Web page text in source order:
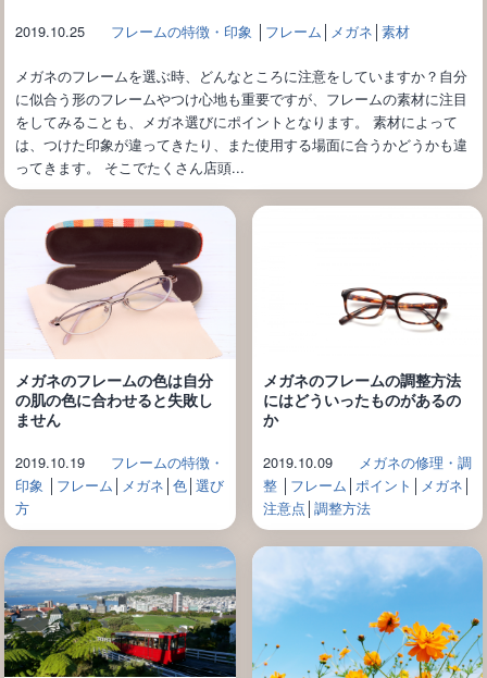
2019.10.25 フレームの特徴・印象 │ フレーム │ メガネ │ 素材
メガネのフレームを選ぶ時、どんなところに注意をしていますか？自分
に似合う形のフレームやつけ心地も重要ですが、フレームの素材に注目
をしてみることも、メガネ選びにポイントとなります。 素材によって
は、つけた印象が違ってきたり、また使用する場面に合うかどうかも違
ってきます。 そこでたくさん店頭...
メガネのフレームの色は自分
の肌の色に合わせると失敗し
ません
2019.10.19
フレームの特徴・
印象
フレーム メガネ 色│ 選び
方
メガネのフレームの調整方法
にはどういったものがあるの
か
2019.10.09
メガネの修理・調
整│ フレーム ポイント メガネ
注意点 調整方法